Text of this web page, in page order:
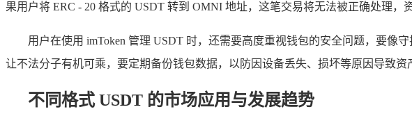
果用户将 ERC - 20 格式的 USDT 转到 OMNI 地址，这笔交易将无法被正确处理
用户在使用 imToken 管理 USDT 时，还需要高度重视钱包的安全问题，要像
让不法分子有机可乘，要定期备份钱包数据，以防因设备丢失、损坏等原因导致资
不同格式 USDT 的市场应用与发展趋势